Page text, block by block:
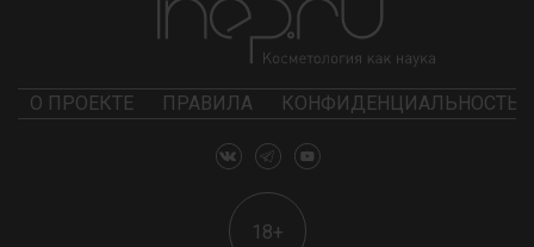
О ПРОЕКТЕ ПРАВИЛА КОНФИДЕНЦИАЛЬНОСТЬ
18+